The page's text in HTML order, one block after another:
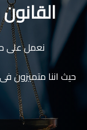
نعمل على